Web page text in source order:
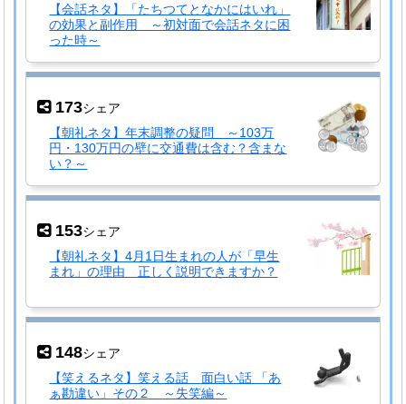
【会話ネタ】「たちつてとなかにはいれ」
の効果と副作用 ～初対面で会話ネタに困
った時～
173シェア
【朝礼ネタ】年末調整の疑問 ～103万
円・130万円の壁に交通費は含む？含まな
い？～
153シェア
【朝礼ネタ】4月1日生まれの人が「早生
まれ」の理由 正しく説明できますか？
148シェア
【笑えるネタ】笑える話 面白い話 「あ
ぁ勘違い」その２ ～失笑編～